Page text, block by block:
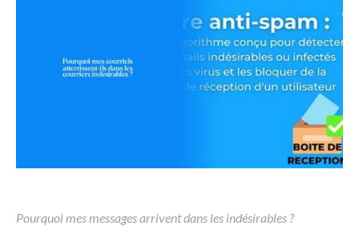
Pourquoi mes messages arrivent dans les indésirables ?